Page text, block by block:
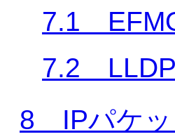
7.1
7.2 LLDP
8 IPパケッ